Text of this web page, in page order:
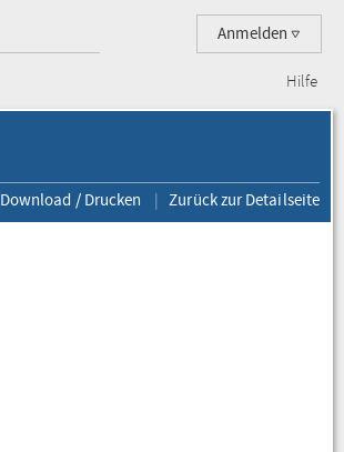
Anmelden
Hilfe
Download / Drucken Zurück zur Detailseite